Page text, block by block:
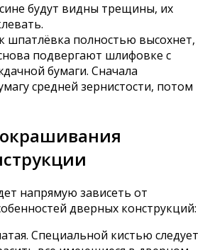
будут видны трещины, их
шпатлёвка полностью высохнет,
подвергают шлифовке с
бумаги. Сначала
средней зернистости, потом
напрямую зависеть от
дверных конструкций:
Специальной кистью следует